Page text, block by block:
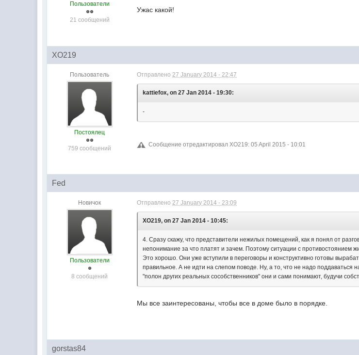
Пользователи
21 сообщений
Ужас какой!
XO219
Пользователь
Постоялец
759 сообщений
Отправлено27 January 2014 - 22:47
kattiefox, on 27 Jan 2014 - 19:30:
-
Сообщение отредактировал XO219: 05 April 2015 - 10:01
Fed
Новичок
Пользователи
8 сообщений
Отправлено27 January 2014 - 23:09
XO219, on 27 Jan 2014 - 10:45:
4. Сразу скажу, что представители нежилых помещений, как я понял от
непонимание за что платят и зачем. Поэтому ситуации с противостоянием
Это хорошо. Они уже вступили в переговоры и конструктивно готовы
правильное. А не идти на слепом поводе. Ну, а то, что не надо
"полон других реальных сособственников" они и сами понимают, будучи
Мы все заинтересованы, чтобы все в доме было в порядке.
gorstas84